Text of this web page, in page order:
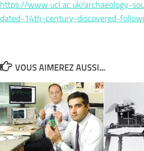
https://www.ucl.ac.uk/archaeology-
dated-14th-century-discovered-
VOUS AIMEREZ AUSSI...